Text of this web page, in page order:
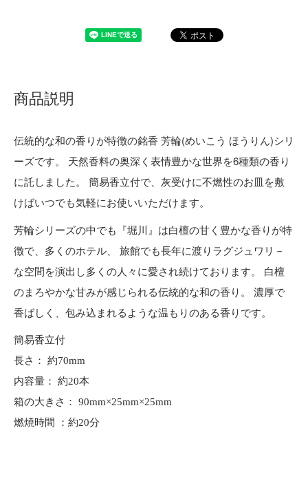
商品説明
伝統的な和の香りが特徴の銘香 芳輪(めいこう ほうりん)シリ
ーズです。 天然香料の奥深く表情豊かな世界を6種類の香り
に託しました。 簡易香立付で、灰受けに不燃性のお皿を敷
けばいつでも気軽にお使いいただけます。
芳輪シリーズの中でも『堀川』は白檀の甘く豊かな香りが特
徴で、多くのホテル、 旅館でも長年に渡りラグジュワリ－
な空間を演出し多くの人々に愛され続けております。 白檀
のまろやかな甘みが感じられる伝統的な和の香り。 濃厚で
香ばしく、包み込まれるような温もりのある香りです。
簡易香立付
長さ： 約70mm
内容量： 約20本
箱の大きさ： 90mm×25mm×25mm
燃焼時間 ：約20分